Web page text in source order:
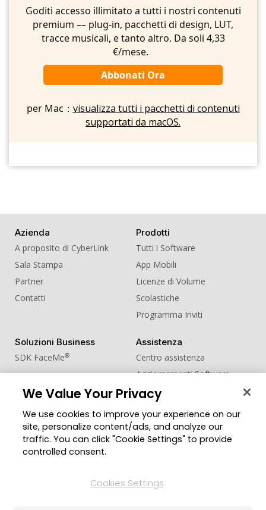
Goditi accesso illimitato a tutti i nostri contenuti
premium –– plug-in, pacchetti di design, LUT,
tracce musicali, e tanto altro. Da soli 4,33
€/mese.
Abbonati Ora
per Mac： visualizza tutti i pacchetti di contenuti
supportati da macOS.
Azienda
A proposito di CyberLink
Sala Stampa
Partner
Contatti
Prodotti
Tutti i Software
App Mobili
Licenze di Volume
Scolastiche
Programma Inviti
Soluzioni Business
SDK FaceMe®
Assistenza
Centro assistenza
Aggiornamenti Software
Centro Apprendimento
Comunità
Zona Utenti
Blog
Cambia regione
We Value Your Privacy
We use cookies to improve your experience on our
site, personalize content/ads, and analyze our
traffic. You can click "Cookie Settings" to provide
controlled consent.
Cookies Settings